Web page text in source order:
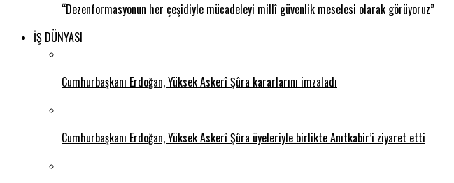
“Dezenformasyonun her çeşidiyle mücadeleyi millî güvenlik meselesi olarak görüyoruz”
İŞ DÜNYASI
Cumhurbaşkanı Erdoğan, Yüksek Askerî Şûra kararlarını imzaladı
Cumhurbaşkanı Erdoğan, Yüksek Askerî Şûra üyeleriyle birlikte Anıtkabir’i ziyaret etti